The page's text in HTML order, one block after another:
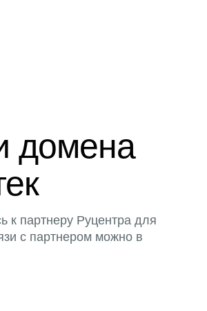
домена
к партнеру Руцентра для
с партнером можно в